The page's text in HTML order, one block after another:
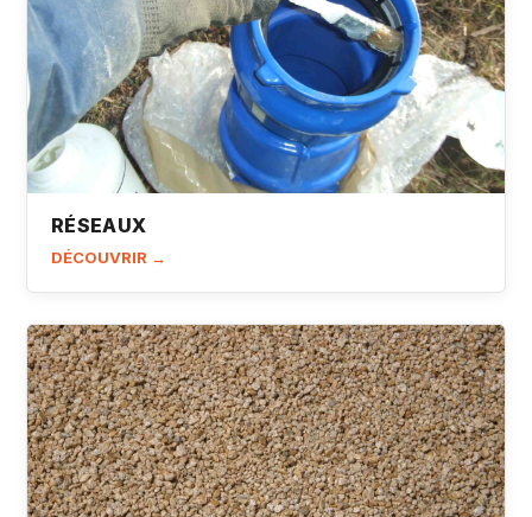
RÉSEAUX
DÉCOUVRIR →